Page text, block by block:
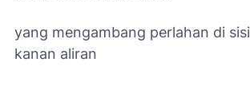
yang mengambang perlahan di
kanan aliran